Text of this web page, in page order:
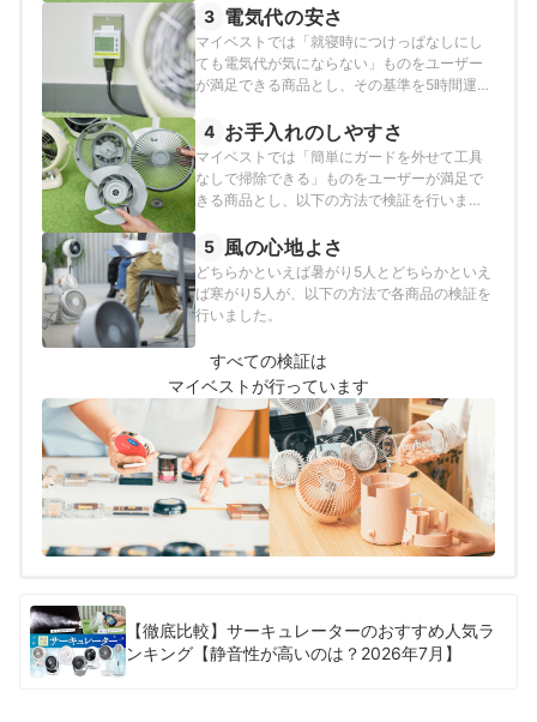
3 電気代の安さ
マイベストでは「就寝時につけっぱなしにし
ても電気代が気にならない」ものをユーザー
が満足できる商品とし、その基準を5時間運転
下の方法で検証を行いました。
4 お手入れのしやすさ
マイベストでは「簡単にガードを外せて工具
なしで掃除できる」ものをユーザーが満足で
きる商品とし、以下の方法で検証を行いまし
5 風の心地よさ
どちらかといえば暑がり5人とどちらかといえ
ば寒がり5人が、以下の方法で各商品の検証を
行いました。
すべての検証は
マイベストが行っています
【徹底比較】サーキュレーターのおすすめ人気ラ
ンキング【静音性が高いのは？2026年7月】